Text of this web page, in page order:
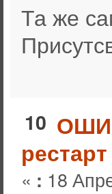
Та же
10
рестарт
« : 18